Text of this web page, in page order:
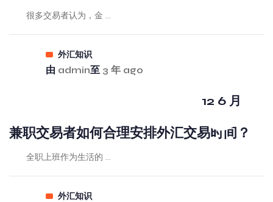
很多交易者认为，金 ...
外汇知识
由 admin至 3 年 ago
12 6 月
兼职交易者如何合理安排外汇交易时间？
全职上班作为生活的 ...
外汇知识